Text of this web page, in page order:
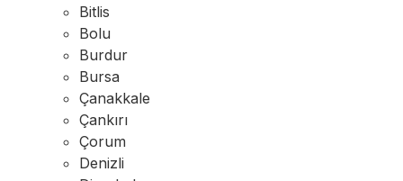
Bitlis
Bolu
Burdur
Bursa
Çanakkale
Çankırı
Çorum
Denizli